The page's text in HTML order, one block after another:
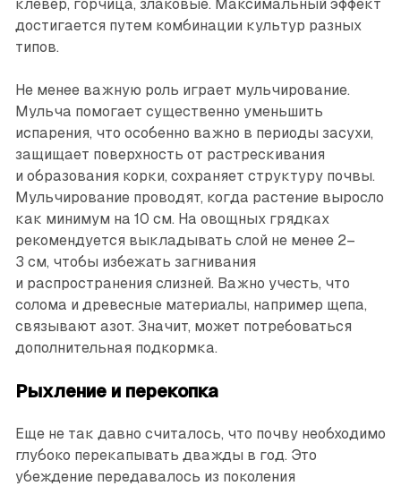
клевер, горчица, злаковые. Максимальный эффект
достигается путем комбинации культур разных
типов.
Не менее важную роль играет мульчирование.
Мульча помогает существенно уменьшить
испарения, что особенно важно в периоды засухи,
защищает поверхность от растрескивания
и образования корки, сохраняет структуру почвы.
Мульчирование проводят, когда растение выросло
как минимум на 10 см. На овощных грядках
рекомендуется выкладывать слой не менее 2–
3 см, чтобы избежать загнивания
и распространения слизней. Важно учесть, что
солома и древесные материалы, например щепа,
связывают азот. Значит, может потребоваться
дополнительная подкормка.
Рыхление и перекопка
Еще не так давно считалось, что почву необходимо
глубоко перекапывать дважды в год. Это
убеждение передавалось из поколения